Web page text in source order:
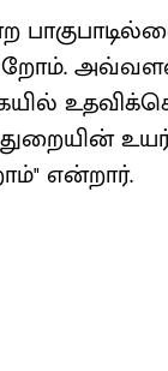
உயர்
என்றார்.